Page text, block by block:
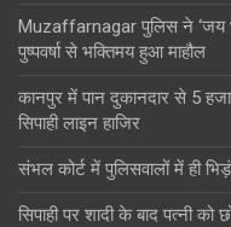
Muzaffarnagar पुलिस ने ‘जय
पुष्पवर्षा से भक्तिमय हुआ माहौल
कानपुर में पान दुकानदार से 5
सिपाही लाइन हाजिर
संभल कोर्ट में पुलिसवालों में ही
सिपाही पर शादी के बाद पत्नी को